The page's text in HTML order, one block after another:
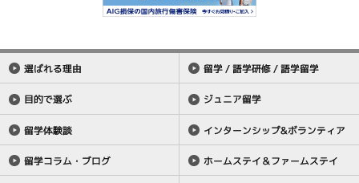
選ばれる理由
目的で選ぶ
留学体験談
留学コラム・ブログ
留学 / 語学研修 / 語学留学
ジュニア留学
インターンシップ&ボランティア
ホームステイ＆ファームステイ